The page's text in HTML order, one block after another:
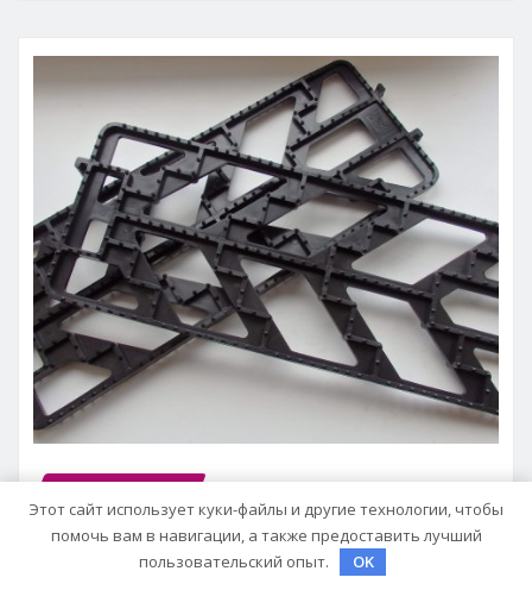
ГАРАЖ И АВТО
Антипробуксовочные траки:
Обзор и Преимущества
Этот сайт использует куки-файлы и другие технологии, чтобы
помочь вам в навигации, а также предоставить лучший
пользовательский опыт.
OK